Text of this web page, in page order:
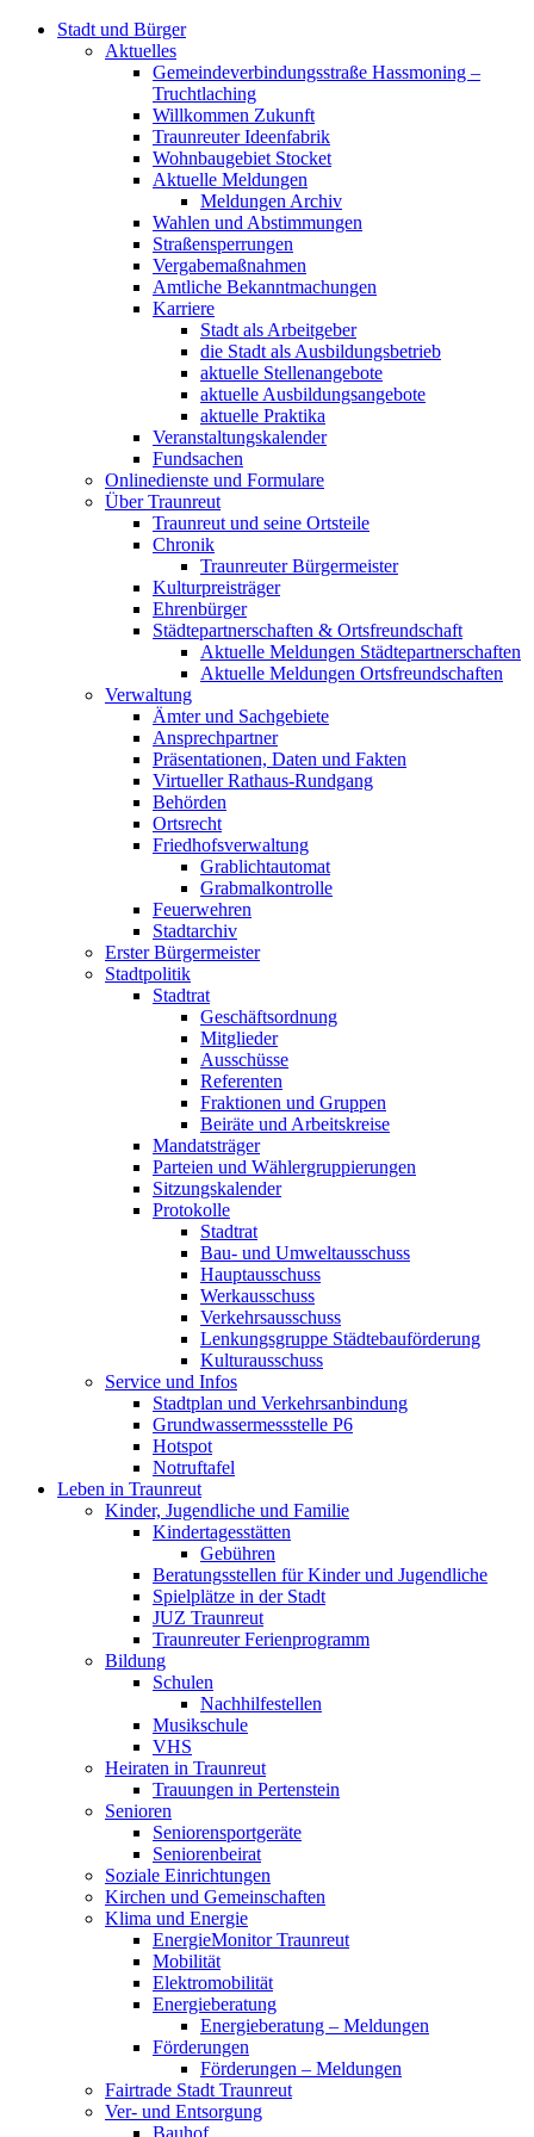
Stadt und Bürger
Aktuelles
Gemeindeverbindungsstraße Hassmoning –
Truchtlaching
Willkommen Zukunft
Traunreuter Ideenfabrik
Wohnbaugebiet Stocket
Aktuelle Meldungen
Meldungen Archiv
Wahlen und Abstimmungen
Straßensperrungen
Vergabemaßnahmen
Amtliche Bekanntmachungen
Karriere
Stadt als Arbeitgeber
die Stadt als Ausbildungsbetrieb
aktuelle Stellenangebote
aktuelle Ausbildungsangebote
aktuelle Praktika
Veranstaltungskalender
Fundsachen
Onlinedienste und Formulare
Über Traunreut
Traunreut und seine Ortsteile
Chronik
Traunreuter Bürgermeister
Kulturpreisträger
Ehrenbürger
Städtepartnerschaften & Ortsfreundschaft
Aktuelle Meldungen Städtepartnerschaften
Aktuelle Meldungen Ortsfreundschaften
Verwaltung
Ämter und Sachgebiete
Ansprechpartner
Präsentationen, Daten und Fakten
Virtueller Rathaus-Rundgang
Behörden
Ortsrecht
Friedhofsverwaltung
Grablichtautomat
Grabmalkontrolle
Feuerwehren
Stadtarchiv
Erster Bürgermeister
Stadtpolitik
Stadtrat
Geschäftsordnung
Mitglieder
Ausschüsse
Referenten
Fraktionen und Gruppen
Beiräte und Arbeitskreise
Mandatsträger
Parteien und Wählergruppierungen
Sitzungskalender
Protokolle
Stadtrat
Bau- und Umweltausschuss
Hauptausschuss
Werkausschuss
Verkehrsausschuss
Lenkungsgruppe Städtebauförderung
Kulturausschuss
Service und Infos
Stadtplan und Verkehrsanbindung
Grundwassermessstelle P6
Hotspot
Notruftafel
Leben in Traunreut
Kinder, Jugendliche und Familie
Kindertagesstätten
Gebühren
Beratungsstellen für Kinder und Jugendliche
Spielplätze in der Stadt
JUZ Traunreut
Traunreuter Ferienprogramm
Bildung
Schulen
Nachhilfestellen
Musikschule
VHS
Heiraten in Traunreut
Trauungen in Pertenstein
Senioren
Seniorensportgeräte
Seniorenbeirat
Soziale Einrichtungen
Kirchen und Gemeinschaften
Klima und Energie
EnergieMonitor Traunreut
Mobilität
Elektromobilität
Energieberatung
Energieberatung – Meldungen
Förderungen
Förderungen – Meldungen
Fairtrade Stadt Traunreut
Ver- und Entsorgung
Bauhof